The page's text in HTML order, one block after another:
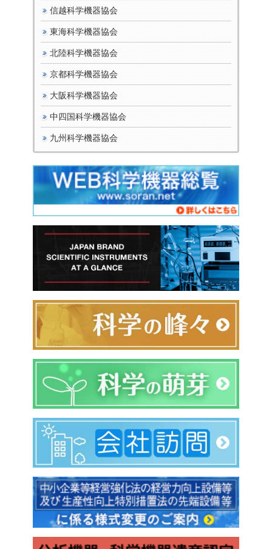
信越科学機器協会
東海科学機器協会
北陸科学機器協会
京都科学機器協会
大阪科学機器協会
中四国科学機器協会
九州科学機器協会